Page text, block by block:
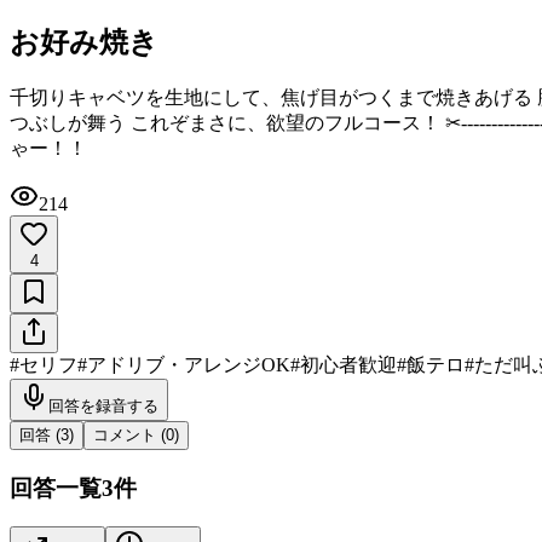
お好み焼き
千切りキャベツを生地にして、焦げ目がつくまで焼きあげ
つぶしが舞う これぞまさに、欲望のフルコース！
ゃー！！
214
4
#セリフ#アドリブ・アレンジOK#初心者歓迎#飯テロ#ただ叫
回答を録音する
回答 (3) コメント (0)
回答一覧3件